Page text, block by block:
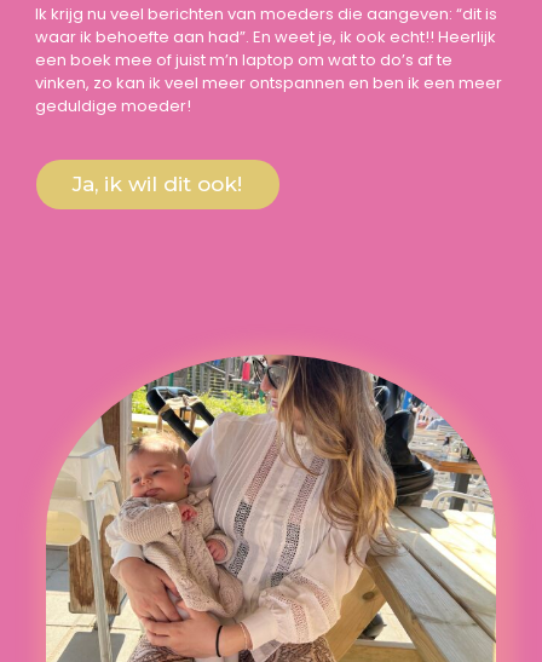
Ik krijg nu veel berichten van moeders die aangeven: “dit is
waar ik behoefte aan had”. En weet je, ik ook echt!! Heerlijk
een boek mee of juist m’n laptop om wat to do’s af te
vinken, zo kan ik veel meer ontspannen en ben ik een meer
geduldige moeder!
Ja, ik wil dit ook!